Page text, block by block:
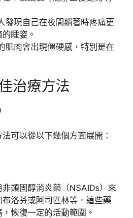
發現自己在夜間躺著時疼痛更
睡姿。
肌肉會出現僵硬感，特別是在
治療方法
可以從以下幾個方面展開：
類固醇消炎藥（NSAIDs）來
洛芬或阿司匹林等。這些藥
恢復一定的活動範圍。